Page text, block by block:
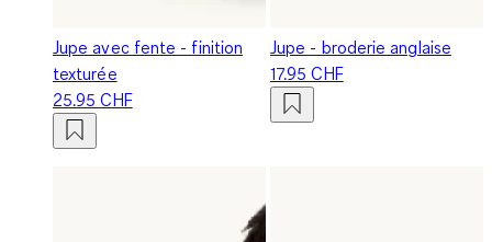
Jupe avec fente - finition
texturée
25.95 CHF
Jupe - broderie anglaise
17.95 CHF